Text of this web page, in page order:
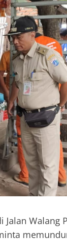
Jalan Walang